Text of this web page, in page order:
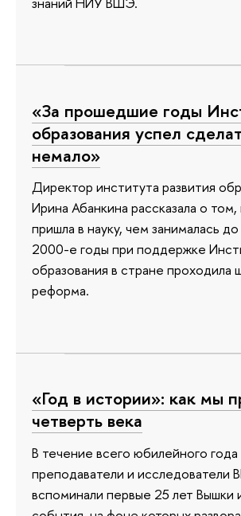
«За прошедшие годы
образования успел
немало»
Директор института развития
Ирина Абанкина рассказала о том,
пришла в науку, чем занималась
2000-е годы при поддержке
образования в стране проходила
реформа.
«Год в истории»: как мы
четверть века
В течение всего юбилейного года
преподаватели и исследователи
вспоминали первые 25 лет Вышки